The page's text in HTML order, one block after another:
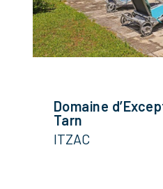
Domaine
Tarn
ITZAC